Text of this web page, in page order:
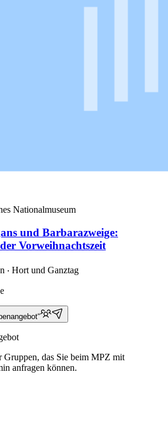
Nationalmuseum
und Barbarazweige:
Vorweihnachtszeit
‧ Hort und Ganztag
Gruppen, das Sie beim MPZ mit
anfragen können.